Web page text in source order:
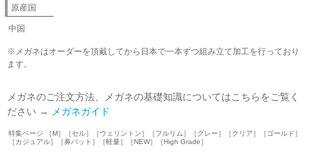
原産国
中国
※メガネはオーダーを頂戴してから日本で一本ずつ組み立て加工を行っており
ます。
メガネのご注文方法、メガネの基礎知識についてはこちらをご覧く
ださい →
メガネガイド
特集ページ ［M］［セル］［ウェリントン］［フルリム］［グレー］［クリア］［ゴールド］
［カジュアル］［鼻パット］［軽量］［NEW］［High Grade］